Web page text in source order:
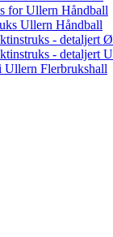
for Ullern Håndball
Ullern Håndball
- detaljert
- detaljert
Ullern Flerbrukshall